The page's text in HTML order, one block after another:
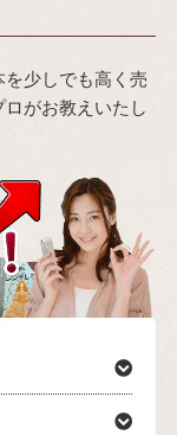
少しでも高く売
がお教えいたし